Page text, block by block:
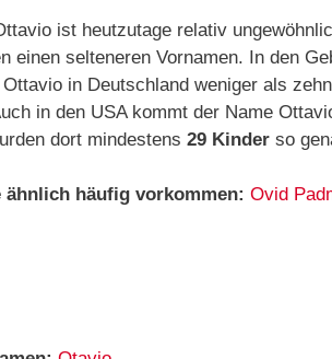
ist heutzutage relativ
einen selteneren Vornamen. In den
in Deutschland weniger als
in den USA kommt der Name
dort mindestens 29 Kinder so
ähnlich häufig vorkommen: Ovid